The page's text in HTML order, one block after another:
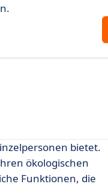
bietet.
ökologischen
Funktionen, die